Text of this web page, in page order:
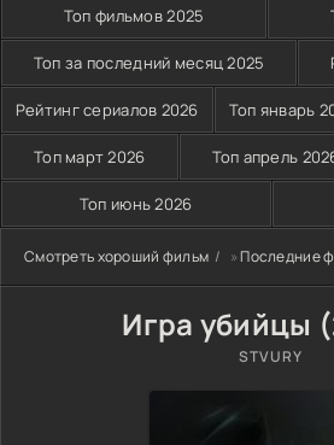
Топ фильмов 2025
Топ за последний месяц 2025
Рейтинг сериалов 2026 Топ январь
Топ март 2026 Топ апрель
Топ июнь 2026
Смотреть хороший фильм »Последние
Игра убийцы
STVURY